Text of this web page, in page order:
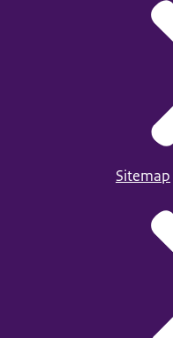
Sitemap